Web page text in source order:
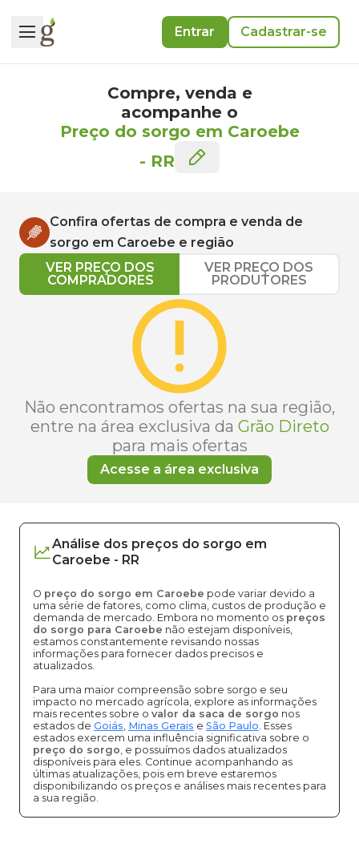
Entrar Cadastrar-se
Compre, venda e
acompanhe o
Preço do sorgo em Caroebe
- RR
Confira ofertas de compra e venda de
sorgo em Caroebe e região
VER PREÇO DOS
COMPRADORES
VER PREÇO DOS
PRODUTORES
Não encontramos ofertas na sua região,
entre na área exclusiva da Grão Direto
para mais ofertas
Acesse a área exclusiva
Análise dos preços do sorgo em
Caroebe - RR
O preço do sorgo em Caroebe pode variar devido a
uma série de fatores, como clima, custos de produção e
demanda de mercado. Embora no momento os preços
do sorgo para Caroebe não estejam disponíveis,
estamos constantemente revisando nossas
informações para fornecer dados precisos e
atualizados.
Para uma maior compreensão sobre sorgo e seu
impacto no mercado agrícola, explore as informações
mais recentes sobre o valor da saca de sorgo nos
estados de Goiás, Minas Gerais e São Paulo. Esses
estados exercem uma influência significativa sobre o
preço do sorgo, e possuímos dados atualizados
disponíveis para eles. Continue acompanhando as
últimas atualizações, pois em breve estaremos
disponibilizando os preços e análises mais recentes para
a sua região.